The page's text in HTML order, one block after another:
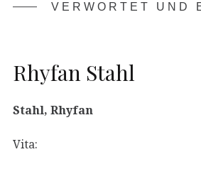
VERWORTET UND
Rhyfan Stahl
Stahl, Rhyfan
Vita: